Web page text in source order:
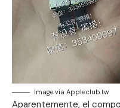
Image via Apple.club.tw
Aparentemente, el